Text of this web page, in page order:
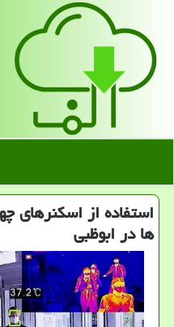
استفاده از اسكنرهای
ها در ابوظبی